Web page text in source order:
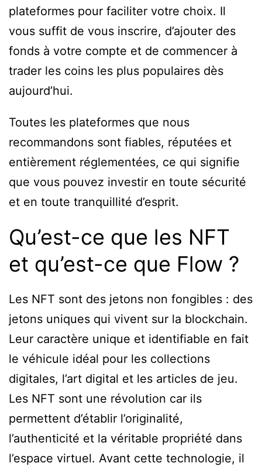
plateformes pour faciliter votre choix. Il
vous suffit de vous inscrire, d’ajouter des
fonds à votre compte et de commencer à
trader les coins les plus populaires dès
aujourd’hui.
Toutes les plateformes que nous
recommandons sont fiables, réputées et
entièrement réglementées, ce qui signifie
que vous pouvez investir en toute sécurité
et en toute tranquillité d’esprit.
Qu’est-ce que les NFT
et qu’est-ce que Flow ?
Les NFT sont des jetons non fongibles : des
jetons uniques qui vivent sur la blockchain.
Leur caractère unique et identifiable en fait
le véhicule idéal pour les collections
digitales, l’art digital et les articles de jeu.
Les NFT sont une révolution car ils
permettent d’établir l’originalité,
l’authenticité et la véritable propriété dans
l’espace virtuel. Avant cette technologie, il